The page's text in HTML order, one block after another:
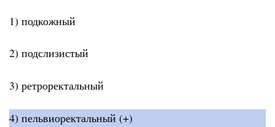
1) подкожный
2) подслизистый
3) ретроректальный
4) пельвиоректальный (+)